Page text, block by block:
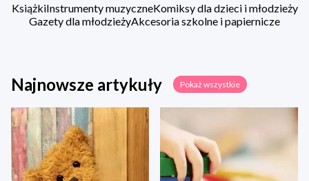
KsiążkiInstrumenty muzyczneKomiksy dla dzieci i młodzieży
Gazety dla młodzieżyAkcesoria szkolne i papiernicze
Najnowsze artykuły Pokaż wszystkie